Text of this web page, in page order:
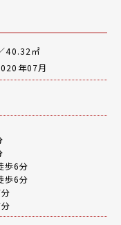
40.32㎡
年07月
歩6分
歩6分